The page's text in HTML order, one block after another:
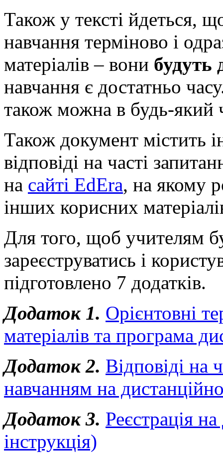
Також у тексті йдеться,
навчання терміново і
матеріалів – вони будуть
навчання є достатньо
також можна в будь-який
Також документ містить
відповіді на часті
на сайті EdEra, на якому
інших корисних
Для того, щоб учителям
зареєструватись і
підготовлено 7 додатків.
Додаток 1. Орієнтовні
матеріалів та програма
Додаток 2. Відповіді на
навчанням на
Додаток 3. Реєстрація
інструкція)